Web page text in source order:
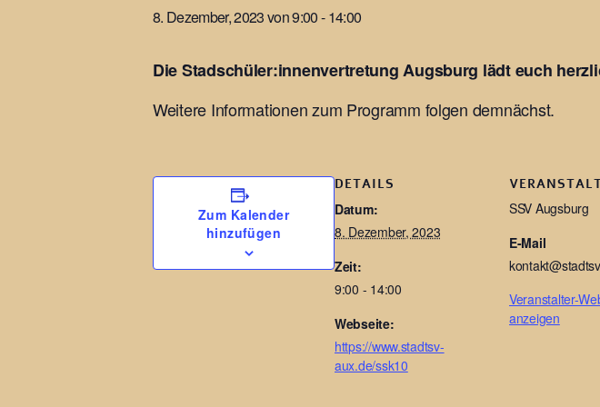
8. Dezember, 2023 von 9:00-14:00
Die Stadschüler:innenvertretung Augsburg lädt euch
Weitere Informationen zum Programm folgen demnächst.
Zum Kalender
hinzufügen
DETAILS
Datum:
8. Dezember, 2023
Zeit:
9:00 - 14:00
Webseite:
https://www.stadtsv-
aux.de/ssk10
SSV Augsburg
E-Mail
Veranstalter-
anzeigen